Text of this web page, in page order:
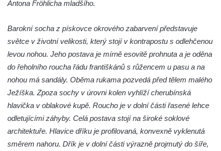
Flamingo trůn v ZOO Hluboká
Lavička Kůň Převalského v ZOO Hluboká
Lysá nad Labem, barokní město Šporkovo
Socha Mystik v ZOO Hluboká
Reliéf Rodina a práce na budově záložny
čp. 69/1 v Českých Budějovicích
Socha Jana Valeria Jirsíka u Černé věže v
Antona Fröhlicha mladšího.
Barokní socha z pískovce okrového zabarvení představuje
světce v životní velikosti, který stojí v kontrapostu s odlehčenou
levou nohou. Jeho postava je mírně esovitě prohnuta a je oděna
do řeholního roucha řádu františkánů s růžencem u pasu a na
nohou má sandály. Oběma rukama pozvedá před tělem malého
Ježíška. Zpoza sochy v úrovni kolen vyhlíží cherubínská
hlavička v oblakové kupě. Roucho je v dolní části řasené lehce
odletujícími záhyby. Celá postava stojí na široké soklové
architektuře. Hlavice dříku je profilovaná, konvexně vyklenutá
směrem nahoru. Dřík je v dolní části výrazně projmutý do šíře,